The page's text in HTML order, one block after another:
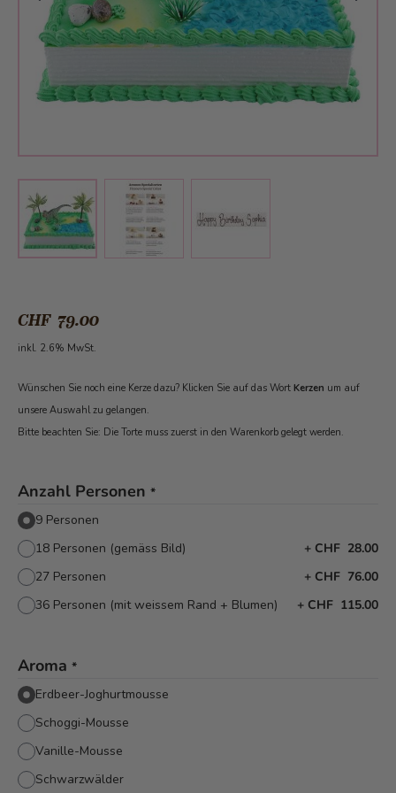
View larger imageView larger image
CHF 79.00
inkl. 2.6% MwSt.
Wünschen Sie noch eine Kerze dazu? Klicken Sie auf das Wort Kerzen um auf
unsere Auswahl zu gelangen.
Bitte beachten Sie: Die Torte muss zuerst in den Warenkorb gelegt werden.
Anzahl Personen *
9 Personen
18 Personen (gemäss Bild)
+ CHF 28.00
27 Personen
+ CHF 76.00
36 Personen (mit weissem Rand + Blumen)
+ CHF 115.00
Aroma *
Erdbeer-Joghurtmousse
Schoggi-Mousse
Vanille-Mousse
Schwarzwälder